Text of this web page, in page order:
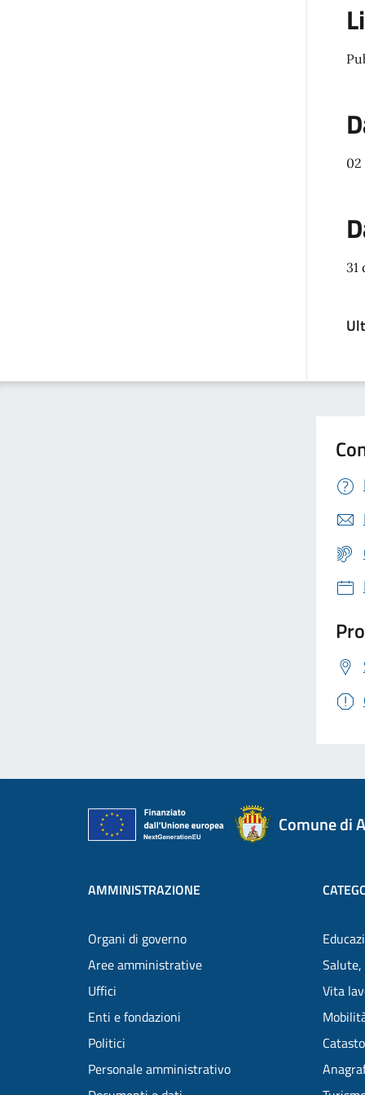
02
31
Comune di
AMMINISTRAZIONE
Organi di governo
Aree amministrative
Uffici
Enti e fondazioni
Politici
Personale amministrativo
Salute,
Vita